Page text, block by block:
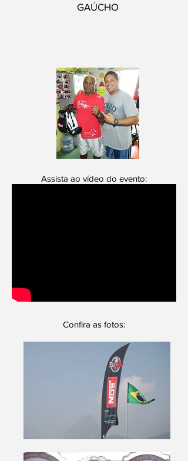
GAÚCHO
Assista ao vídeo do evento:
Confira as fotos: